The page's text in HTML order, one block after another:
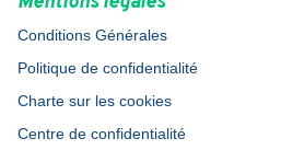
Conditions Générales
Politique de confidentialité
Charte sur les cookies
Centre de confidentialité